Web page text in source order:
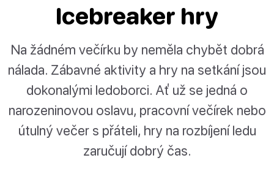
Icebreaker hry
Na žádném večírku by neměla chybět dobrá
nálada. Zábavné aktivity a hry na setkání jsou
dokonalými ledoborci. Ať už se jedná o
narozeninovou oslavu, pracovní večírek nebo
útulný večer s přáteli, hry na rozbíjení ledu
zaručují dobrý čas.